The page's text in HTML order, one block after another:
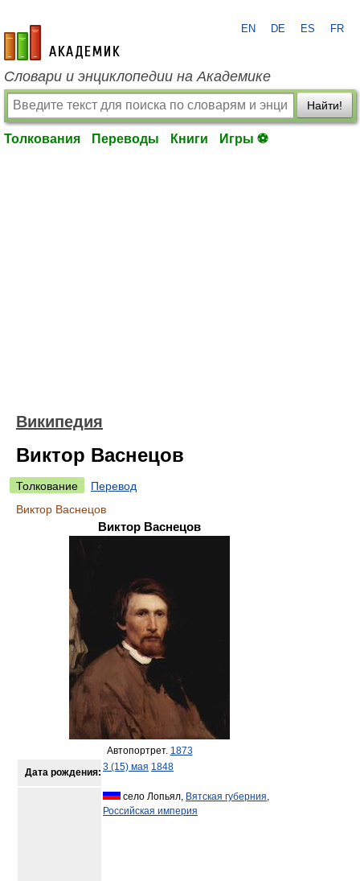
academic.ru
EN DE ES FR
Словари и энциклопедии на Академике
Найти!
Толкования Переводы Книги Игры ⚽
Википедия
Виктор Васнецов
Толкование
Перевод
Виктор Васнецов
Виктор Васнецов
Автопортрет. 1873
Дата рождения: 3 (15) мая 1848
село Лопьял, Вятская губерния,
Российская империя